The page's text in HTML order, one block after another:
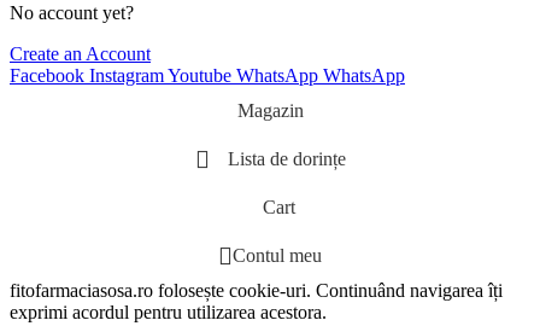
No account yet?
Create an Account
Facebook InstagramYoutube WhatsApp WhatsApp
Magazin
Lista de dorințe
Cart
Contul meu
fitofarmaciasosa.ro folosește cookie-uri. Continuând navigarea îți
exprimi acordul pentru utilizarea acestora.